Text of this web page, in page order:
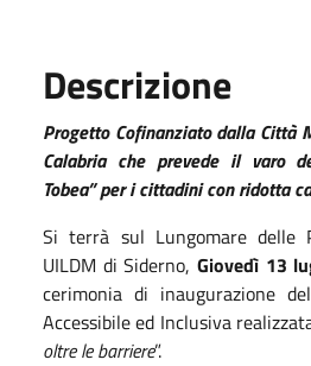
Descrizione
Progetto Cofinanziato dalla Città
Calabria che prevede il varo
Tobea” per i cittadini con ridotta
Si terrà sul Lungomare delle
UILDM di Siderno, Giovedì 13
cerimonia di inaugurazione
Accessibile ed Inclusiva
oltre le barriere”.